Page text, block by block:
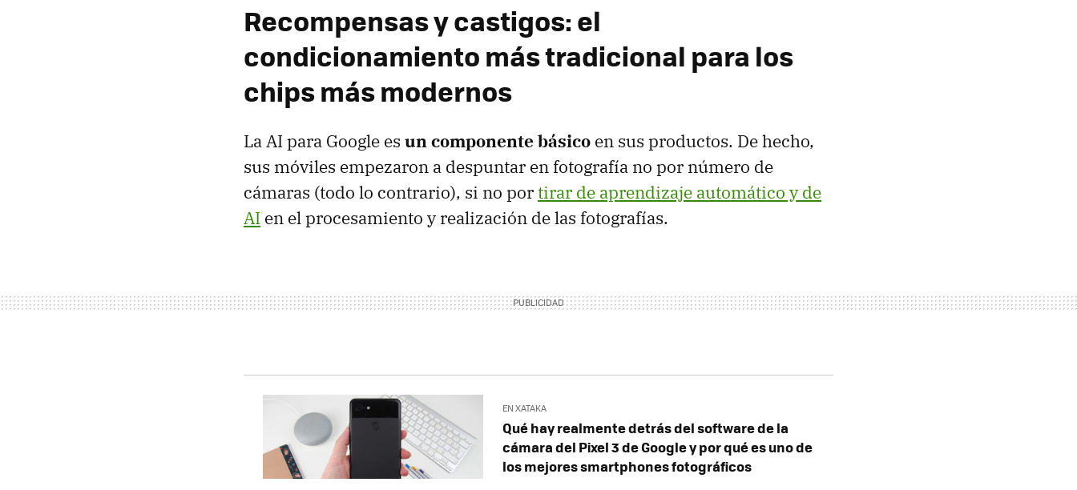
Recompensas y castigos: el
condicionamiento más tradicional para los
chips más modernos
La AI para Google es un componente básico en sus productos. De hecho,
sus móviles empezaron a despuntar en fotografía no por número de
cámaras (todo lo contrario), si no portirar de aprendizaje automático y de
AI en el procesamiento y realización de las fotografías.
EN XATAKA
Qué hay realmente detrás del software de la
cámara del Pixel 3 de Google y por qué es uno de
los mejores smartphones fotográficos